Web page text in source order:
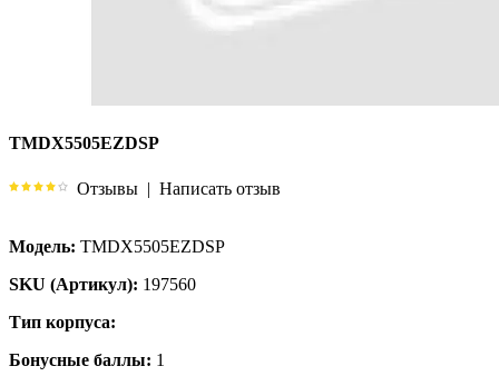
TMDX5505EZDSP
Отзывы | Написать отзыв
Модель: TMDX5505EZDSP
SKU (Артикул): 197560
Тип корпуса:
Бонусные баллы: 1